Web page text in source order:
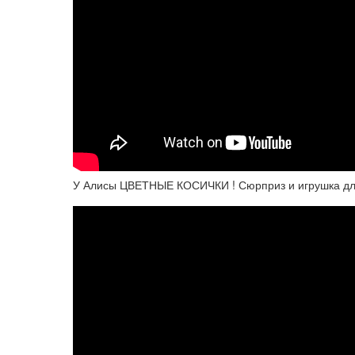
У Алисы ЦВЕТНЫЕ КОСИЧКИ ! Сюрприз и игрушка